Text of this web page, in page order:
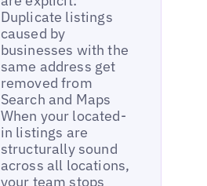
Duplicate listings
caused by
businesses with the
same address get
removed from
Search and Maps
When your located-
in listings are
structurally sound
across all locations,
your team stops